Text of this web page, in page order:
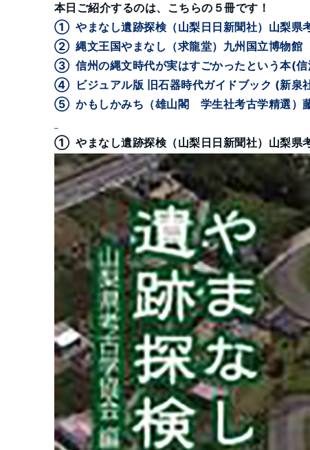
本日ご紹介するのは、こちらの５冊です！
① やまなし遺跡探検（山梨日日新聞社）山梨県
② 縄文王国やまなし（求龍堂）九州国立博物館
③ 信州の縄文時代が実はすごかったという本(信
④ ビジュアル版 旧石器時代ガイドブック (新泉
⑤ かもしかみち（雄山閣 学生社考古学精選）
① やまなし遺跡探検（山梨日日新聞社）山梨県